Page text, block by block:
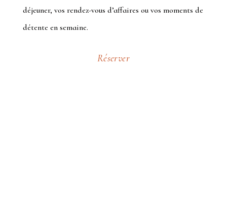
déjeuner, vos rendez-vous d’affaires ou vos moments de
détente en semaine.
Réserver